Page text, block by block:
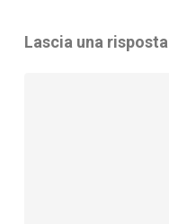
Lascia una risposta